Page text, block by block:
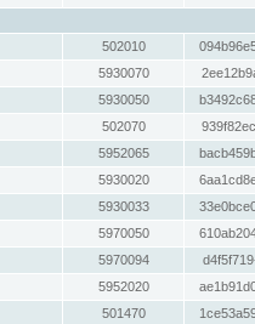
502010
5930070
5930050
502070
5952065
5930020
5930033
5970050
5970094
5952020
501470